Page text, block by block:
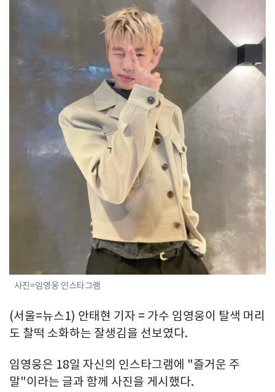
사진=임영웅 인스타그램
(서울=뉴스1) 안태현 기자 = 가수 임영웅이 탈색 머리
도 찰떡 소화하는 잘생김을 선보였다.
임영웅은 18일 자신의 인스타그램에 "즐거운 주
말"이라는 글과 함께 사진을 게시했다.